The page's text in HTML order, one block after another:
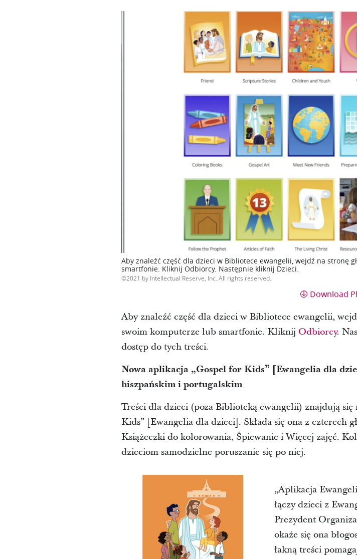
Aby znaleźć część dla dzieci w Bibliotece ewangelii, wejdź na stronę
smartfonie. Kliknij Odbiorcy. Następnie kliknij Dzieci.
2021 by Intellectual Reserve, Inc. All rights reserved.
Download
Aby znaleźć część dla dzieci w Bibliotece ewangelii,
swoim komputerze lub smartfonie. Kliknij Odbiorcy.
dostęp do tych treści.
Nowa aplikacja „Gospel for Kids” [Ewangelia dla
hiszpańskim i portugalskim
Treści dla dzieci (poza Biblioteką ewangelii) znajdują
Kids” [Ewangelia dla dzieci]. Składa się ona z czterech
Książeczki do kolorowania, Śpiewanie i Więcej zajęć.
dzieciom samodzielne poruszanie się po niej.
„Aplikacja
łączy dzieci z
Prezydent
okaże się ona
łakną treści